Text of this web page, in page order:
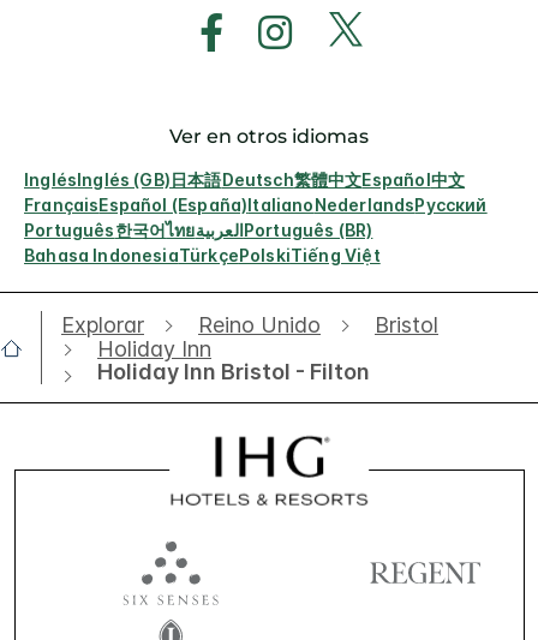
Ver en otros idiomas
InglésInglés (GB)日本語Deutsch繁體中文Español中文
FrançaisEspañol (España)ItalianoNederlandsРусский
Português한국어ไทยالعربيةPortuguês (BR)
Bahasa IndonesiaTürkçePolskiTiếng Việt
Explorar Reino Unido
Bristol
Holiday Inn
Holiday Inn Bristol - Filton